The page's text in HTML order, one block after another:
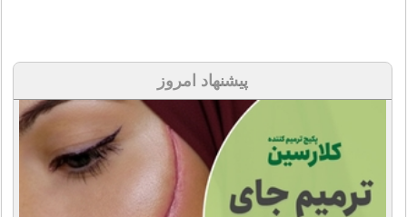
پیشنهاد امروز